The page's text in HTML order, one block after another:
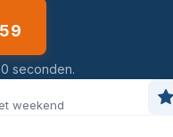
seconden.
weekend